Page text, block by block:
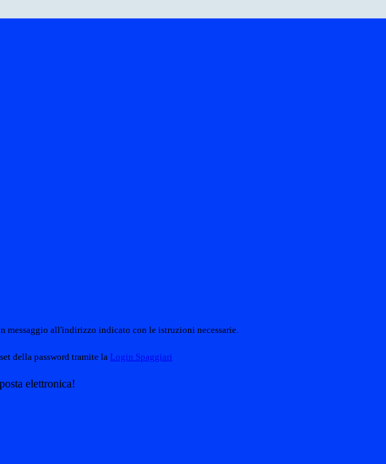
messaggio all'indirizzo indicato con le istruzioni necessarie.
della password tramite la Login Spaggiari
elettronica!